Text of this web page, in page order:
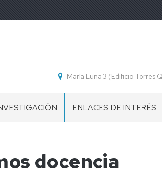
María Luna 3 (Edificio Torres
ENLACES DE INTERÉS
docencia